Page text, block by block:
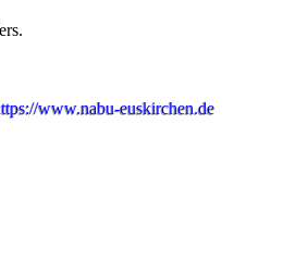
www.nabu-euskirchen.de